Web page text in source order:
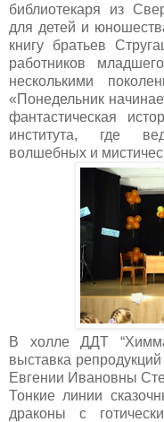
библиотекаря из
для детей и
книгу братьев
работников
несколькими
«Понедельник
фантастическая
института, где
волшебных и
В холле ДДТ
выставка
Евгении Ивановны
Тонкие линии
драконы с